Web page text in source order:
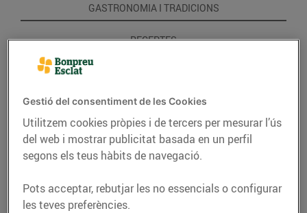
GASTRONOMIA I TRADICIONS
RECEPTES
Gestió del consentiment de les Cookies
Utilitzem cookies pròpies i de tercers per mesurar l’ús
del web i mostrar publicitat basada en un perfil
segons els teus hàbits de navegació.
Pots acceptar, rebutjar les no essencials o configurar
les teves preferències.